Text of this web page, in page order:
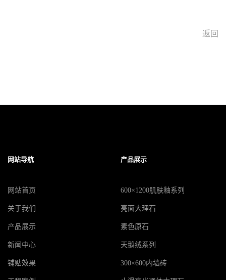
返回
网站导航
网站首页
关于我们
产品展示
新闻中心
铺贴效果
产品展示
600×1200肌肤釉系列
亮面大理石
素色原石
天鹅绒系列
300×600内墙砖